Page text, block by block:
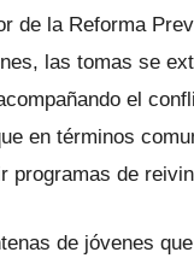
de la Reforma
las tomas se
el
en términos
programas de
de jóvenes